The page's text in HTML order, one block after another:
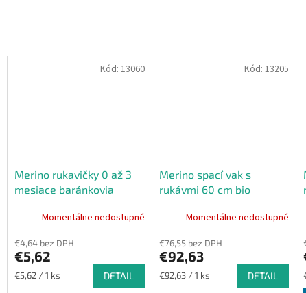
Merino rukavičky 0 až 3
mesiace baránkovia
Momentálne nedostupné
€4,64 bez DPH
€5,62
Jednotková
€5,62 / 1 ks DETAIL
Kód: 13060
Merino spací vak s
rukávmi 60 cm bio
Momentálne nedostupné
€76,55 bez DPH
€92,63
Jednotková
€92,63 / 1 ks DETAIL
Kód:13205